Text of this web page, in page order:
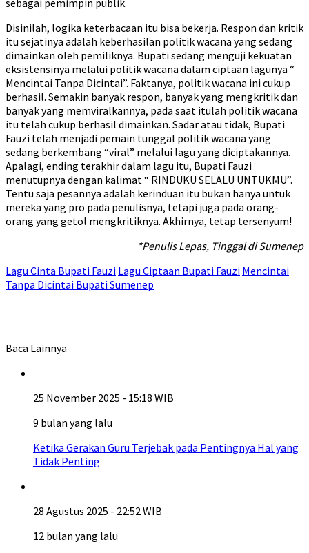
sebagai pemimpin publik.
Disinilah, logika keterbacaan itu bisa bekerja. Respon dan kritik
itu sejatinya adalah keberhasilan politik wacana yang sedang
dimainkan oleh pemiliknya. Bupati sedang menguji kekuatan
eksistensinya melalui politik wacana dalam ciptaan lagunya “
Mencintai Tanpa Dicintai”. Faktanya, politik wacana ini cukup
berhasil. Semakin banyak respon, banyak yang mengkritik dan
banyak yang memviralkannya, pada saat itulah politik wacana
itu telah cukup berhasil dimainkan. Sadar atau tidak, Bupati
Fauzi telah menjadi pemain tunggal politik wacana yang
sedang berkembang “viral” melalui lagu yang diciptakannya.
Apalagi, ending terakhir dalam lagu itu, Bupati Fauzi
menutupnya dengan kalimat “ RINDUKU SELALU UNTUKMU”.
Tentu saja pesannya adalah kerinduan itu bukan hanya untuk
mereka yang pro pada penulisnya, tetapi juga pada orang-
orang yang getol mengkritiknya. Akhirnya, tetap tersenyum!
*Penulis Lepas, Tinggal di Sumenep
Lagu Cinta Bupati Fauzi Lagu Ciptaan Bupati Fauzi Mencintai
Tanpa Dicintai Bupati Sumenep
Baca Lainnya
25 November 2025 - 15:18 WIB
9 bulan yang lalu
Ketika Gerakan Guru Terjebak pada Pentingnya Hal yang
Tidak Penting
28 Agustus 2025 - 22:52 WIB
12 bulan yang lalu